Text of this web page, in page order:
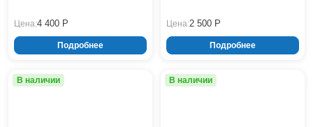
Цена:4 400 Р
Подробнее
Цена:2 500 Р
Подробнее
В наличии В наличии